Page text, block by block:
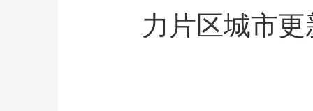
力片区城市